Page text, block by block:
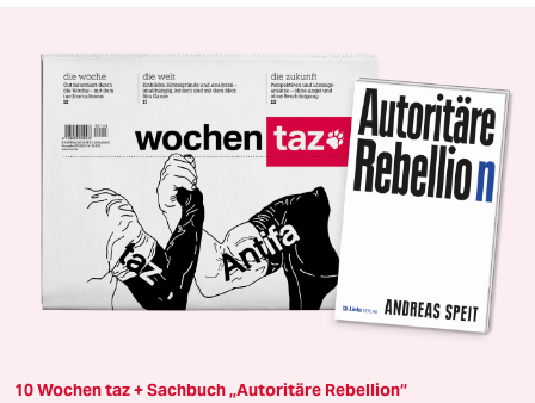
10 Wochen taz + Sachbuch „Autoritäre Rebellion“